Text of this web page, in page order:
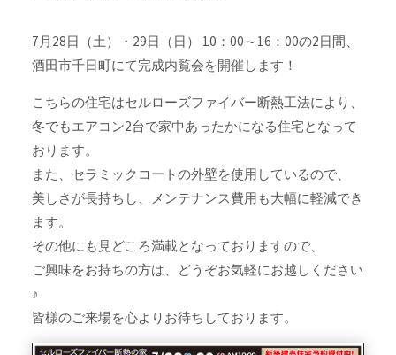
7月28日（土）・29日（日） 10：00～16：00の2日間、
酒田市千日町にて完成内覧会を開催します！
こちらの住宅はセルローズファイバー断熱工法により、
冬でもエアコン2台で家中あったかになる住宅となって
おります。
また、セラミックコートの外壁を使用しているので、
美しさが長持ちし、メンテナンス費用も大幅に軽減でき
ます。
その他にも見どころ満載となっておりますので、
ご興味をお持ちの方は、どうぞお気軽にお越しください
♪
皆様のご来場を心よりお待ちしております。